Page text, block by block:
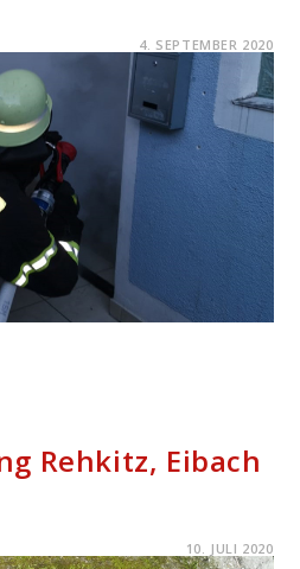
4. SEPTEMBER 2020
Rehkitz, Eibach
10. JULI 2020